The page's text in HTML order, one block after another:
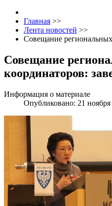
Главная >>
Лента новостей >>
Совещание
Совещание
координаторов:
Информация о материале
Опубликовано: 21 ноября